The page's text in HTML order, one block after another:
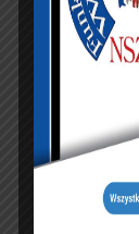
22
sie »